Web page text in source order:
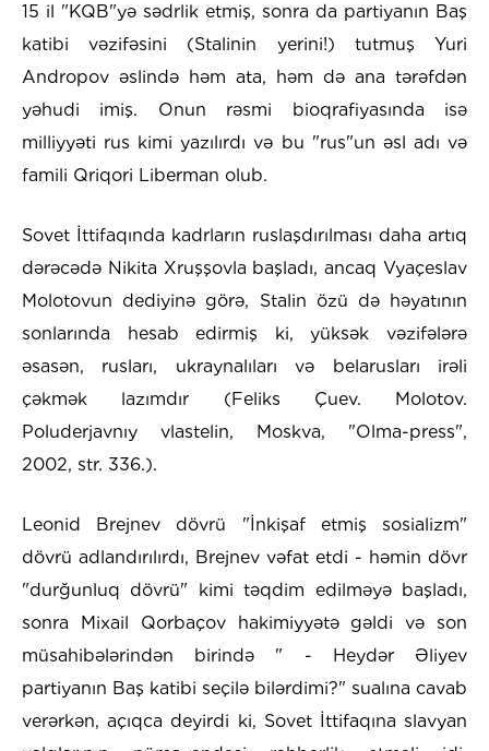
15 il "KQB"yə sədrlik etmiş, sonra da partiyanın Baş
katibi vəzifəsini (Stalinin yerini!) tutmuş Yuri
Andropov əslində həm ata, həm də ana tərəfdən
yəhudi imiş. Onun rəsmi bioqrafiyasında isə
milliyyəti rus kimi yazılırdı və bu "rus"un əsl adı və
famili Qriqori Liberman olub.
Sovet İttifaqında kadrların ruslaşdırılması daha artıq
dərəcədə Nikita Xruşşovla başladı, ancaq Vyaçeslav
Molotovun dediyinə görə, Stalin özü də həyatının
sonlarında hesab edirmiş ki, yüksək vəzifələrə
əsasən, rusları, ukraynalıları və belarusları irəli
çəkmək lazımdır (Feliks Çuev. Molotov.
Poluderjavnıy vlastelin, Moskva, "Olma-press",
2002, str. 336.).
Leonid Brejnev dövrü "İnkişaf etmiş sosializm"
dövrü adlandırılırdı, Brejnev vəfat etdi - həmin dövr
"durğunluq dövrü" kimi təqdim edilməyə başladı,
sonra Mixail Qorbaçov hakimiyyətə gəldi və son
müsahibələrindən birində " - Heydər Əliyev
partiyanın Baş katibi seçilə bilərdimi?" sualına cavab
verərkən, açıqca deyirdi ki, Sovet İttifaqına slavyan